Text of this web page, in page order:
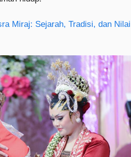
Miraj: Sejarah, Tradisi, dan Nilai